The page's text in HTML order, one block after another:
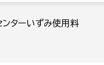
ンターいずみ使用料